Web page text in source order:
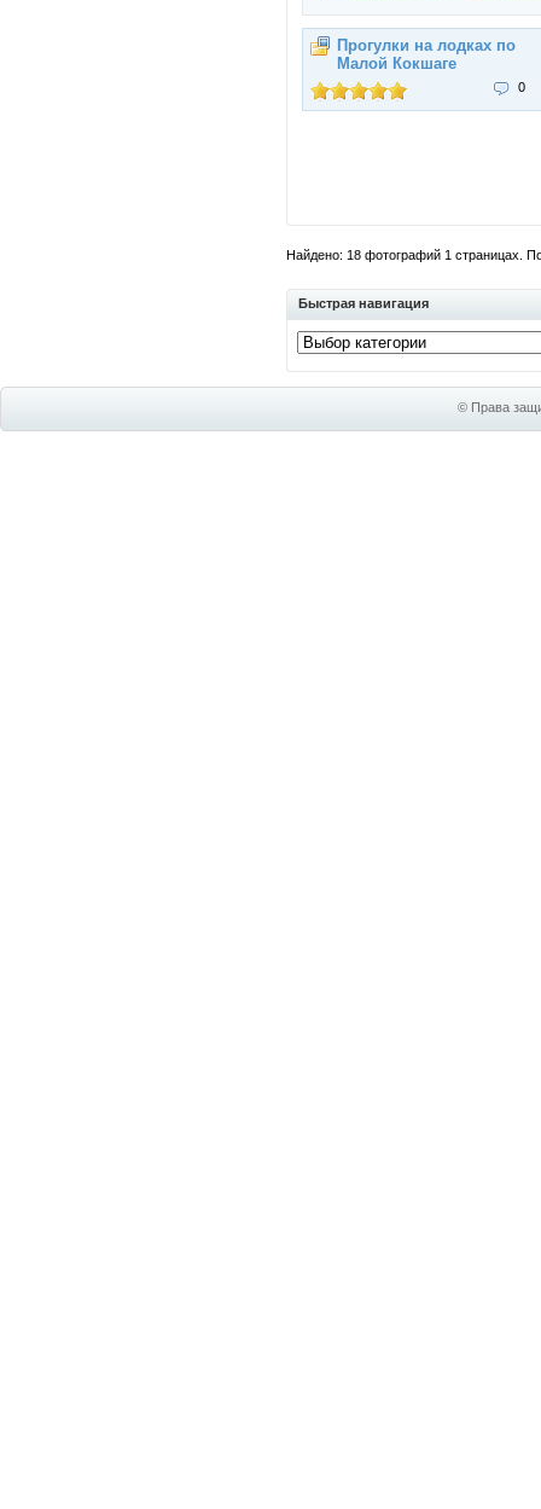
Прогулки на лодках по
Малой Кокшаге
0
Найдено: 18 фотографий 1 страницах.
Быстрая навигация
© Права